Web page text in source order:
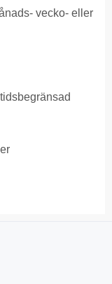
vecko- eller